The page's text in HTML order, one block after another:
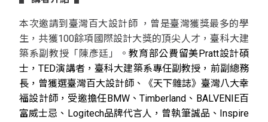
本次邀請到臺灣百大設計師 ，曾是臺灣獲獎最多的學
生，共獲100餘項國際設計大獎的頂尖人才，臺科大建
築系副教授「陳彥廷」。教育部公費留美Pratt設計碩
士，TED演講者，臺科大建築系專任副教授，前副總務
長，曾獲選臺灣百大設計師、《天下雜誌》臺灣八大幸
福設計師，受邀擔任BMW、Timberland、BALVENIE百
富威士忌、Logitech品牌代言人，曾執筆誠品、Inspire